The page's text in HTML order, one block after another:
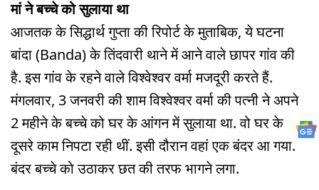
मां ने बच्चे को सुलाया था
आजतक के सिद्धार्थ गुप्ता की रिपोर्ट के मुताबिक, ये घटना
बांदा (Banda) के तिंदवारी थाने में आने वाले छापर गांव की
है. इस गांव के रहने वाले विश्वेश्वर वर्मा मजदूरी करते हैं.
मंगलवार, 3 जनवरी की शाम विश्वेश्वर वर्मा की पत्नी ने अपने
2 महीने के बच्चे को घर के आंगन में सुलाया था. वो घर के
दूसरे काम निपटा रही थीं. इसी दौरान वहां एक बंदर आ गया.
बंदर बच्चे को उठाकर छत की तरफ भागने लगा.